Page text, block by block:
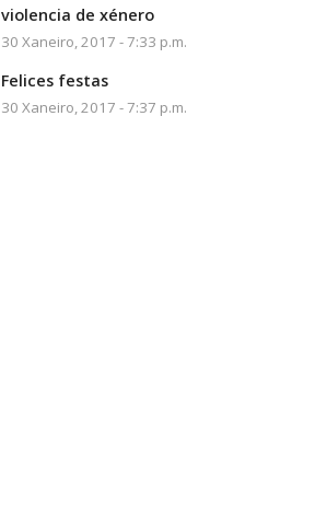
violencia de xénero
30 Xaneiro, 2017 - 7:33 p.m.
Felices festas
30 Xaneiro, 2017 - 7:37 p.m.